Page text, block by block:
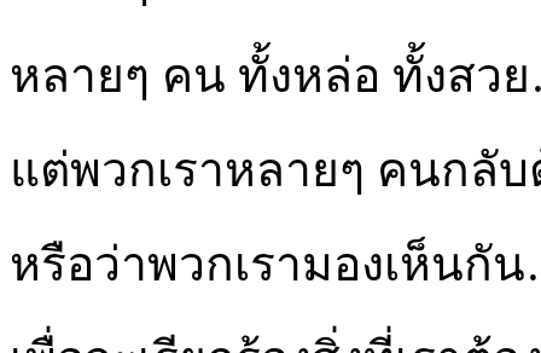
หลายๆ คน ทั้งหล่อ ทั้งสว
แต่พวกเราหลายๆ คนกลับ
หรือว่าพวกเรามองเห็นกั